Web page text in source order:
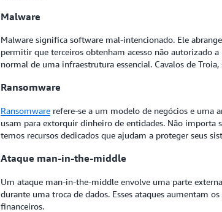
Malware
Malware significa software mal-intencionado. Ele
permitir que terceiros obtenham acesso não autorizado
normal de uma infraestrutura essencial. Cavalos de
Ransomware
Ransomwarerefere-se a um modelo de negócios e uma
usam para extorquir dinheiro de entidades. Não importa
temos recursos dedicados que ajudam a proteger seus
Ataque man-in-the-middle
Um ataque man-in-the-middle envolve uma parte
durante uma troca de dados. Esses ataques aumentam
financeiros.